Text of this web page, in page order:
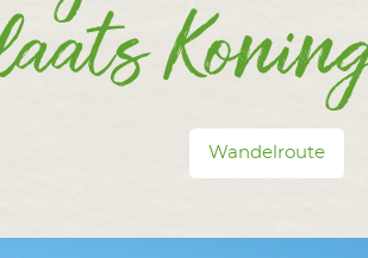
Wandelroute